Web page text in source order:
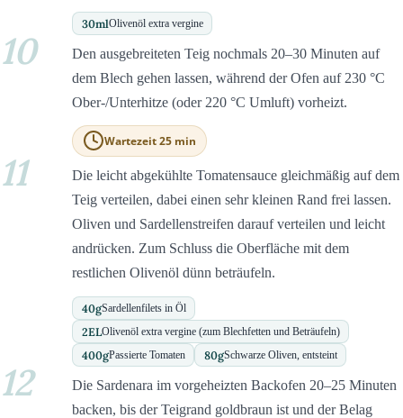
30mlOlivenöl extra vergine
10
Den ausgebreiteten Teig nochmals 20–30 Minuten auf
dem Blech gehen lassen, während der Ofen auf 230 °C
Ober-/Unterhitze (oder 220 °C Umluft) vorheizt.
Wartezeit 25 min
11
Die leicht abgekühlte Tomatensauce gleichmäßig auf dem
Teig verteilen, dabei einen sehr kleinen Rand frei lassen.
Oliven und Sardellenstreifen darauf verteilen und leicht
andrücken. Zum Schluss die Oberfläche mit dem
restlichen Olivenöl dünn beträufeln.
40gSardellenfilets in Öl
2ELOlivenöl extra vergine (zum Blechfetten und Beträufeln)
400gPassierte Tomaten 80gSchwarze Oliven, entsteint
12
Die Sardenara im vorgeheizten Backofen 20–25 Minuten
backen, bis der Teigrand goldbraun ist und der Belag